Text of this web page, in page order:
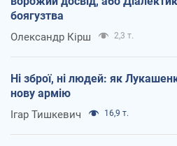
боягузтва
Олександр Кірш 2,3 т.
Ні зброї, ні людей: як
нову армію
Ігар Тишкевич 16,9 т.